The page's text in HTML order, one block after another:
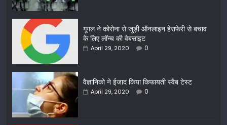
गूगल ने कोरोना से जुड़ी ऑनलाइन हेराफेरी से बचाव
के लिए लॉन्च की वेबसाइट
April 29, 2020 0
वैज्ञानिको ने ईजाद किया किफायती स्वैब टेस्ट
April 29, 2020 0